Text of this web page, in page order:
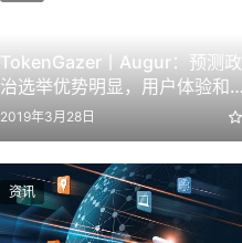
TokenGazer丨Augur：预测政
治选举优势明显，用户体验和
易量亟待提高
2019年3月28日
资讯